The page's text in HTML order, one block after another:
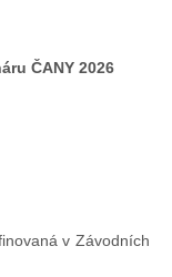
ČANY 2026
v Závodních